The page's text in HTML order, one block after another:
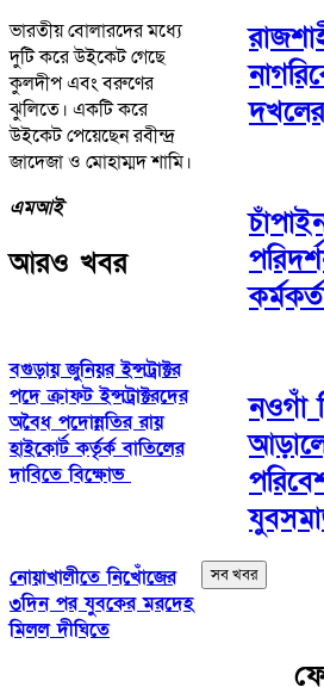
ভারতীয় বোলারদের মধ্যে
দুটি করে উইকেট গেছে
কুলদীপ এবং বরুণের
ঝুলিতে। একটি করে
উইকেট পেয়েছেন রবীন্দ্র
জাদেজা ও মোহাম্মদ শামি।
এমআই
আরও খবর
বগুড়ায় জুনিয়র ইন্সট্রাক্টর
পদে ক্রাফট ইন্সট্রাক্টরদের
অবৈধ পদোন্নতির রায়
হাইকোর্ট কর্তৃর্ক বাতিলের
দাবিতে বিক্ষোভ
নোয়াখালীতে নিখোঁজের
৩দিন পর যুবকের মরদেহ
মিলল দীঘিতে
নওগাঁ
সব খবর